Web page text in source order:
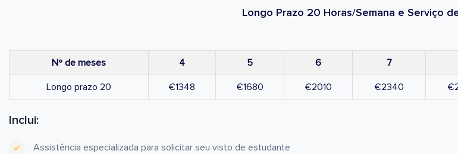
Longo Prazo 20 Horas/Semana e Serviço
Nº de meses 4 5 6 7
Longo prazo 20 €1348 €1680 €2010 €2340
Inclui:
Assistência especializada para solicitar seu visto de estudante